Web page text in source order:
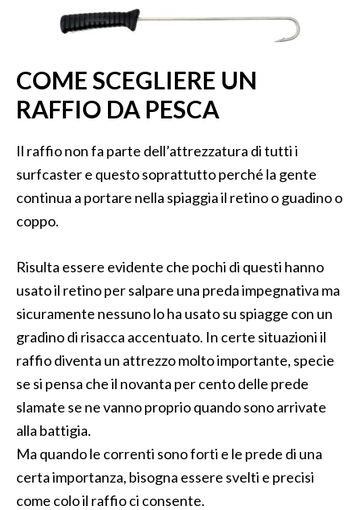
COME SCEGLIERE UN
RAFFIO DA PESCA
Il raffio non fa parte dell’attrezzatura di tutti i
surfcaster e questo soprattutto perché la gente
continua a portare nella spiaggia il retino o guadino o
coppo.
Risulta essere evidente che pochi di questi hanno
usato il retino per salpare una preda impegnativa ma
sicuramente nessuno lo ha usato su spiagge con un
gradino di risacca accentuato. In certe situazioni il
raffio diventa un attrezzo molto importante, specie
se si pensa che il novanta per cento delle prede
slamate se ne vanno proprio quando sono arrivate
alla battigia.
Ma quando le correnti sono forti e le prede di una
certa importanza, bisogna essere svelti e precisi
come colo il raffio ci consente.